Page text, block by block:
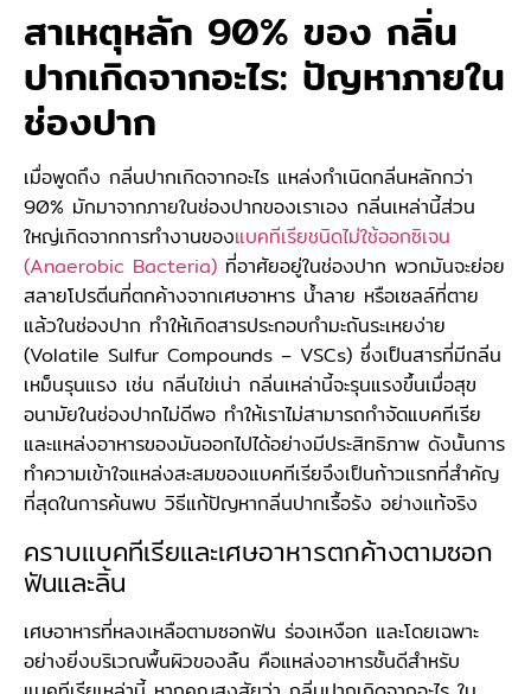
สาเหตุหลัก 90% ของ กลิ่น
ปากเกิดจากอะไร: ปัญหาภายใน
ช่องปาก
เมื่อพูดถึง กลิ่นปากเกิดจากอะไร แหล่งกำเนิดกลิ่นหลักกว่า
90% มักมาจากภายในช่องปากของเราเอง กลิ่นเหล่านี้ส่วน
ใหญ่เกิดจากการทำงานของแบคทีเรียชนิดไม่ใช้ออกซิเจน
(Anaerobic Bacteria) ที่อาศัยอยู่ในช่องปาก พวกมันจะย่อย
สลายโปรตีนที่ตกค้างจากเศษอาหาร น้ำลาย หรือเซลล์ที่ตาย
แล้วในช่องปาก ทำให้เกิดสารประกอบกำมะถันระเหยง่าย
(Volatile Sulfur Compounds – VSCs) ซึ่งเป็นสารที่มีกลิ่น
เหม็นรุนแรง เช่น กลิ่นไข่เน่า กลิ่นเหล่านี้จะรุนแรงขึ้นเมื่อสุข
อนามัยในช่องปากไม่ดีพอ ทำให้เราไม่สามารถกำจัดแบคทีเรีย
และแหล่งอาหารของมันออกไปได้อย่างมีประสิทธิภาพ ดังนั้นการ
ทำความเข้าใจแหล่งสะสมของแบคทีเรียจึงเป็นก้าวแรกที่สำคัญ
ที่สุดในการค้นพบ วิธีแก้ปัญหากลิ่นปากเรื้อรัง อย่างแท้จริง
คราบแบคทีเรียและเศษอาหารตกค้างตามซอก
ฟันและลิ้น
เศษอาหารที่หลงเหลือตามซอกฟัน ร่องเหงือก และโดยเฉพาะ
อย่างยิ่งบริเวณพื้นผิวของลิ้น คือแหล่งอาหารชั้นดีสำหรับ